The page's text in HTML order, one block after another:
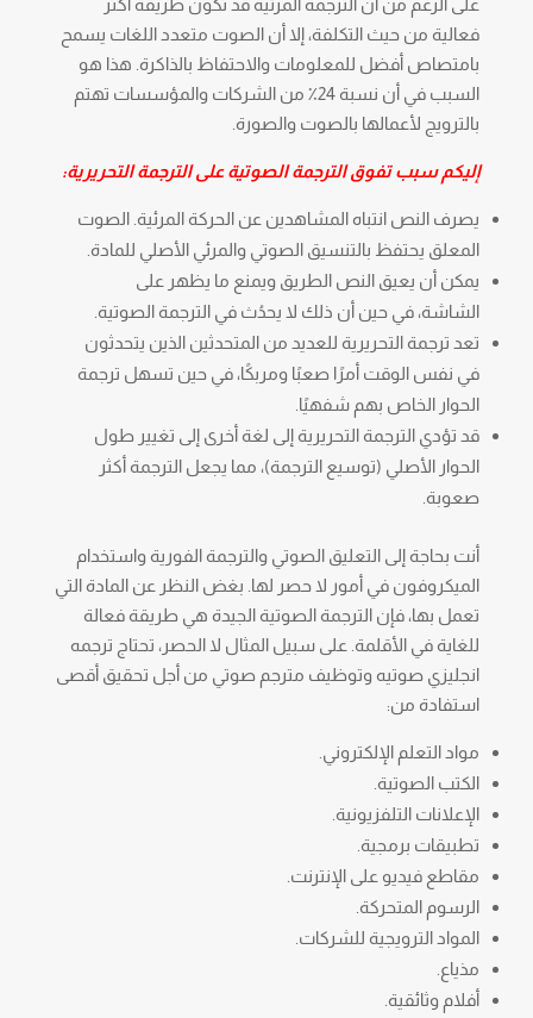
فعالية من حيث التكلفة، إلا أن الصوت متعدد اللغات يسمح
بامتصاص أفضل للمعلومات والاحتفاظ بالذاكرة. هذا هو
السبب في أن نسبة 24٪ من الشركات والمؤسسات تهتم
بالترويج لأعمالها بالصوت والصورة.
إليكم سبب تفوق الترجمة الصوتية على الترجمة التحريرية:
يصرف النص انتباه المشاهدين عن الحركة المرئية. الصوت
المعلق يحتفظ بالتنسيق الصوتي والمرئي الأصلي للمادة.
يمكن أن يعيق النص الطريق ويمنع ما يظهر على
الشاشة، في حين أن ذلك لا يحدُث في الترجمة الصوتية.
تعد ترجمة التحريرية للعديد من المتحدثين الذين يتحدثون
في نفس الوقت أمرًا صعبًا ومربكًا، في حين تسهل ترجمة
الحوار الخاص بهم شفهيًا.
قد تؤدي الترجمة التحريرية إلى لغة أخرى إلى تغيير طول
الحوار الأصلي (توسيع الترجمة)، مما يجعل الترجمة أكثر
صعوبة.
أنت بحاجة إلى التعليق الصوتي والترجمة الفورية واستخدام
الميكروفون في أمور لا حصر لها. بغض النظر عن المادة التي
تعمل بها، فإن الترجمة الصوتية الجيدة هي طريقة فعالة
للغاية في الأقلمة. على سبيل المثال لا الحصر، تحتاج ترجمه
انجليزي صوتيه وتوظيف مترجم صوتي من أجل تحقيق أقصى
استفادة من:
مواد التعلم الإلكتروني.
الكتب الصوتية.
الإعلانات التلفزيونية.
تطبيقات برمجية.
مقاطع فيديو على الإنترنت.
الرسوم المتحركة.
المواد الترويجية للشركات.
مذياع.
أفلام وثائقية.